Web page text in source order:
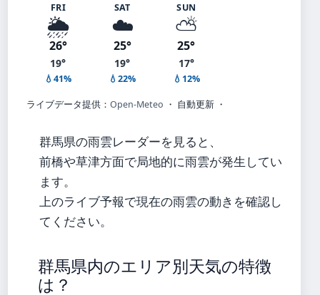
FRI
🌦️
26°
19°
💧41%
SAT
☁️
25°
19°
💧22%
SUN
⛅
25°
17°
💧12%
ライブデータ提供： Open-Meteo ・ 自動更新 ・
群馬県の雨雲レーダーを見ると、
前橋や草津方面で局地的に雨雲が発生してい
ます。
上のライブ予報で現在の雨雲の動きを確認し
てください。
群馬県内のエリア別天気の特徴
は？